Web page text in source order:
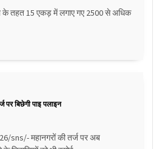
के तहत 15 एकड़ में लगाए गए 2500 से अधिक
पर बिछेगी पाइ पलाइन
sns/- महानगरों की तर्ज पर अब